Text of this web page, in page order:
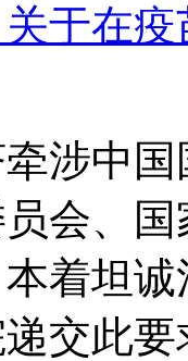
于在
涉中
会、
着坦
交此要